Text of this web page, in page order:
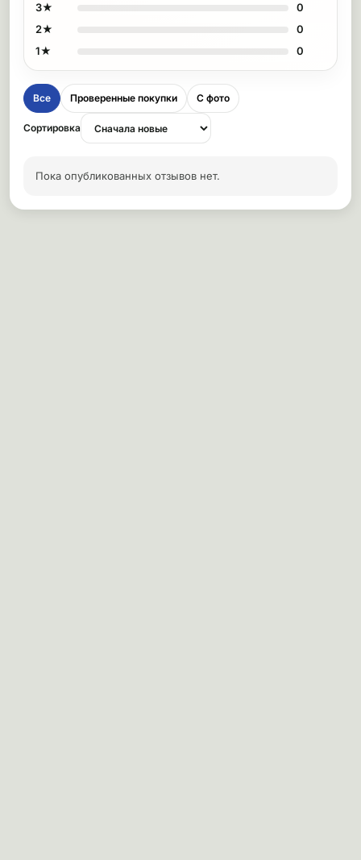
3★
0
2★
0
1★
0
Все Проверенные покупки С фото
Сортировка
Пока опубликованных отзывов нет.